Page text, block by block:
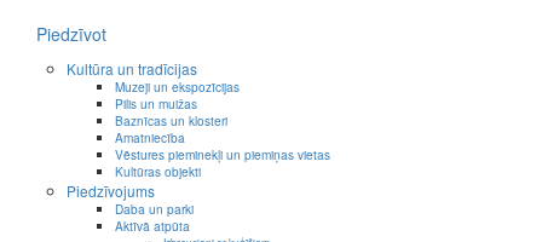
Piedzīvot
Kultūra un tradīcijas
Muzeji un ekspozīcijas
Pilis un muižas
Baznīcas un klosteri
Amatniecība
Vēstures pieminekļi un piemiņas vietas
Kultūras objekti
Piedzīvojums
Daba un parki
Aktīvā atpūta